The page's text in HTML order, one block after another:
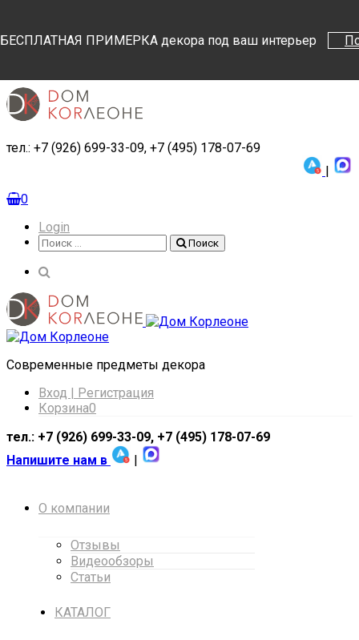
БЕСПЛАТНАЯ ПРИМЕРКА декора под ваш интерьер
тел.: +7 (926) 699-33-09, +7 (495) 178-07-69
|
0
Login
Поиск
Поиск
Cовременные предметы декора
Вход | Регистрация
Корзина0
тел.: +7 (926) 699-33-09, +7 (495) 178-07-69
Напишите нам в
|
О компании
Отзывы
Видеообзоры
Статьи
КАТАЛОГ